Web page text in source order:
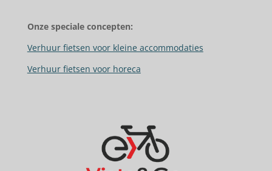
Onze speciale concepten:
Verhuur fietsen voor kleine accommodaties
Verhuur fietsen voor horeca